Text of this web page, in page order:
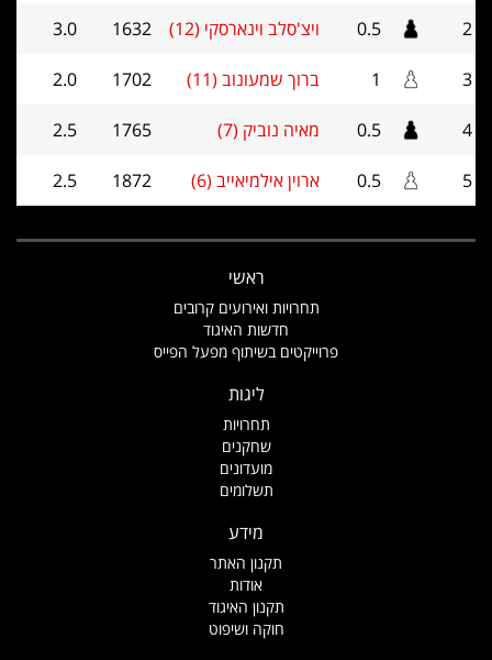
2
0.5 ויצ'סלב וינארסקי (12) 1632
3.0
3
1 ברוך שמעונוב (11) 1702
2.0
4
0.5 מאיה נוביק (7) 1765
2.5
5
0.5 ארוין אילמיאייב (6) 1872
2.5
ראשי
תחרויות ואירועים קרובים
חדשות האיגוד
פרוייקטים בשיתוף מפעל הפייס
ליגות
תחרויות
שחקנים
מועדונים
תשלומים
מידע
תקנון האתר
אודות
תקנון האיגוד
חוקה ושיפוט